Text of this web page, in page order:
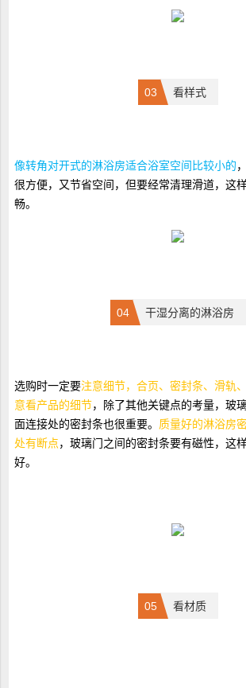
03 看样式
像转角对开式的淋浴房适合浴室空间比较小的
很方便，又节省空间，但要经常清理滑道，这
畅。
04 干湿分离的淋浴房
选购时一定要注意细节，合页、密封条、滑轨
意看产品的细节，除了其他关键点的考量，玻
面连接处的密封条也很重要。 质量好的淋浴房
处有断点，玻璃门之间的密封条要有磁性，这
好。
05 看材质